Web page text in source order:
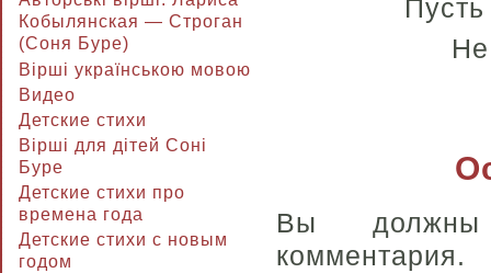
Кобылянская — Строган
(Соня Буре)
Вірші українською мовою
Видео
Детские стихи
Вірші для дітей Соні
Буре
Детские стихи про
времена года
Детские стихи с новым
годом
Вы
комментария.